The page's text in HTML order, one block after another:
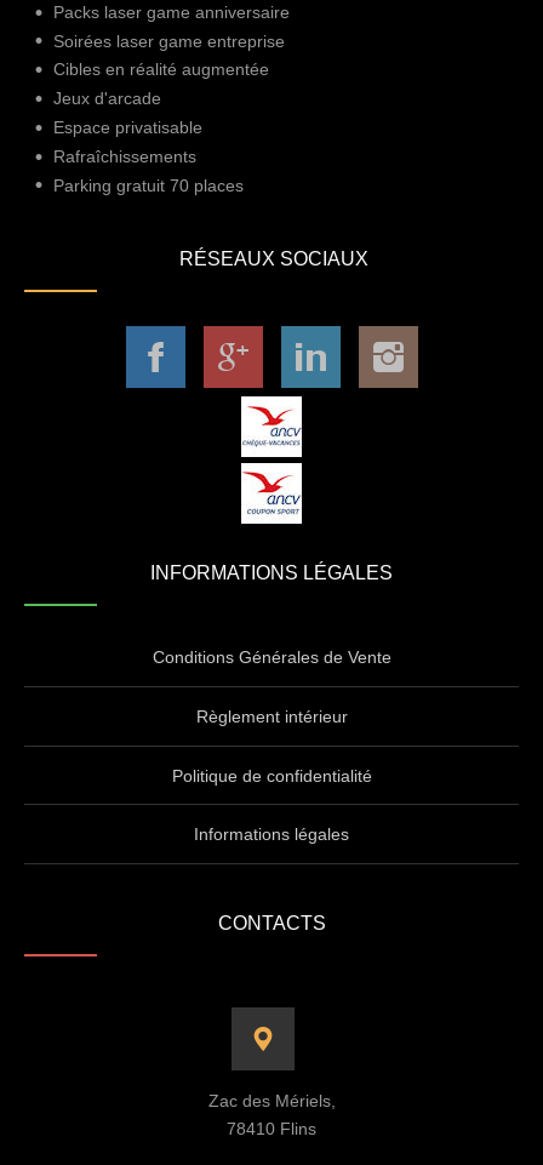
Packs laser game anniversaire
Soirées laser game entreprise
Cibles en réalité augmentée
Jeux d'arcade
Espace privatisable
Rafraîchissements
Parking gratuit 70 places
RÉSEAUX SOCIAUX
INFORMATIONS LÉGALES
Conditions Générales de Vente
Règlement intérieur
Politique de confidentialité
Informations légales
CONTACTS
Zac des Mériels,
78410 Flins